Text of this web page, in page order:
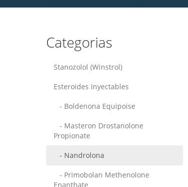
Categorias
Stanozolol (Winstrol)
Esteroides Inyectables
- Boldenona Equipoise
- Masteron Drostanolone
Propionate
- Nandrolona
- Primobolan Methenolone
Enanthate